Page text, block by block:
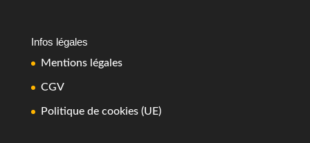
Infos légales
Mentions légales
CGV
Politique de cookies (UE)